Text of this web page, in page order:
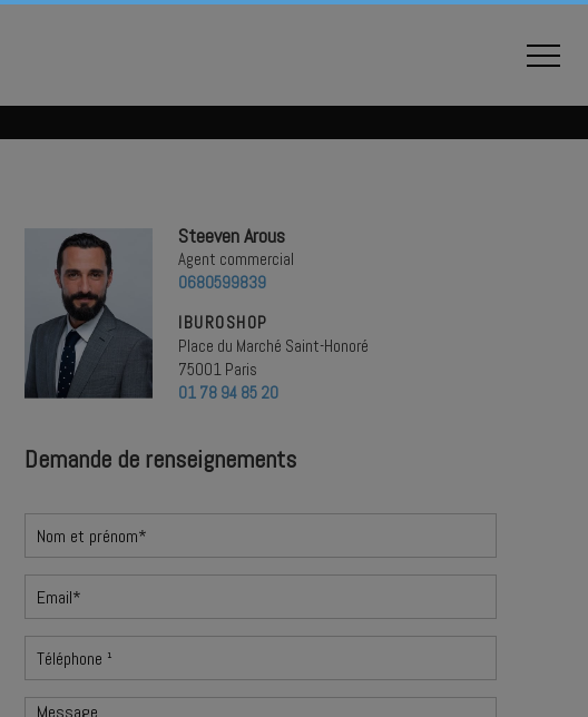
Steeven Arous
Agent commercial
0680599839
IBUROSHOP
Place du Marché Saint-Honoré
75001 Paris
01 78 94 85 20
Demande de renseignements